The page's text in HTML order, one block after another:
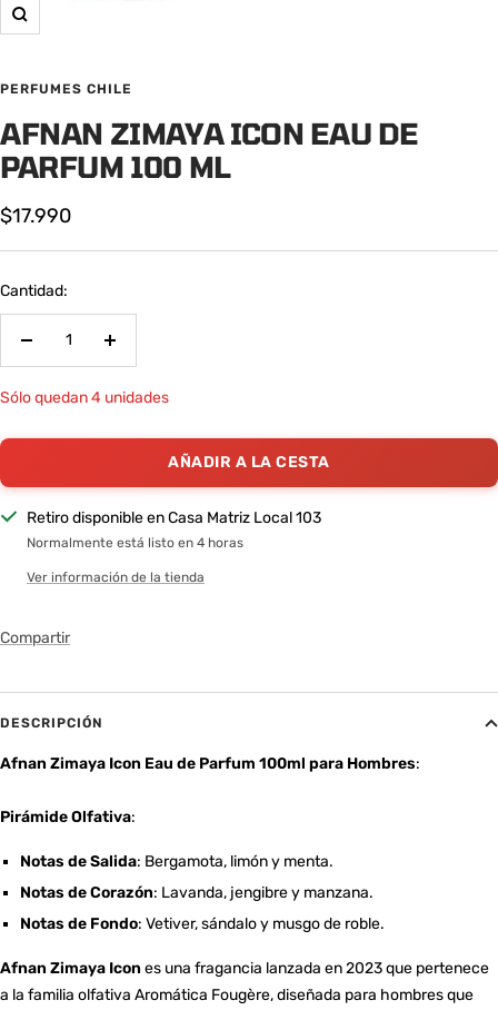
Zoom
PERFUMES CHILE
AFNAN ZIMAYA ICON EAU DE
PARFUM 100 ML
Precio
de
venta
$17.990
Cantidad:
Decrecer
Aumentar
Sólo quedan 4 unidades
AÑADIR A LA CESTA
Retiro disponible en Casa Matriz Local 103
Normalmente está listo en 4 horas
Ver información de la tienda
Compartir
DESCRIPCIÓN
Afnan Zimaya Icon Eau de Parfum 100ml para Hombres:
Pirámide Olfativa:
Notas de Salida: Bergamota, limón y menta.
Notas de Corazón: Lavanda, jengibre y manzana.
Notas de Fondo: Vetiver, sándalo y musgo de roble.
Afnan Zimaya Icon es una fragancia lanzada en 2023 que pertenece
a la familia olfativa Aromática Fougère, diseñada para hombres que